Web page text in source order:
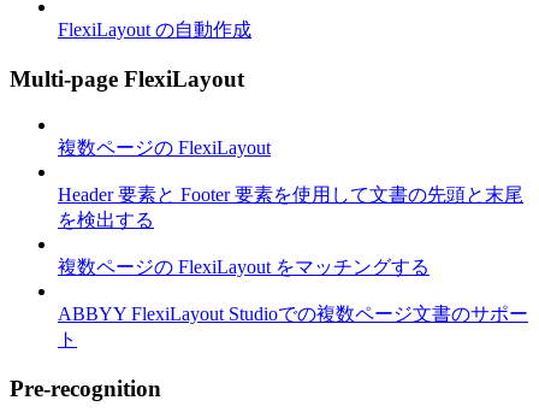
FlexiLayout の自動作成
Multi-page FlexiLayout
複数ページの FlexiLayout
Header 要素と Footer 要素を使用して文書の先頭と末尾
を検出する
複数ページの FlexiLayout をマッチングする
ABBYY FlexiLayout Studioでの複数ページ文書のサポー
ト
Pre-recognition